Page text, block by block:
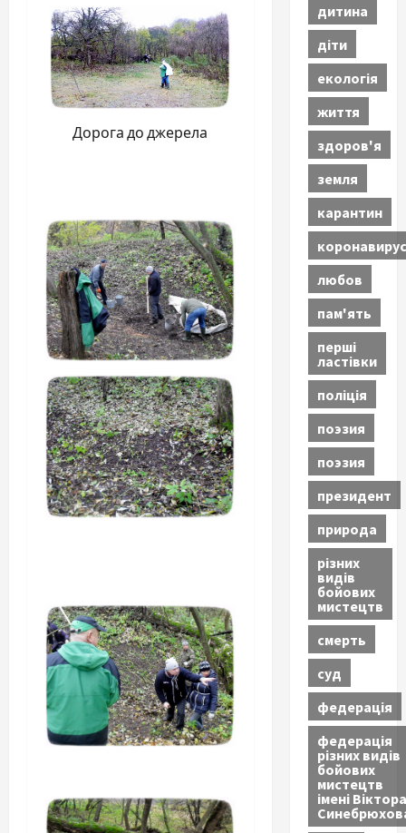
Дорога до джерела
дитина
діти
екологія
життя
здоров'я
земля
карантин
коронавирус
любов
пам'ять
перші
ластівки
поліція
поэзия
поэзия
президент
природа
різних
видів
бойових
мистецтв
смерть
суд
федерація
федерація
різних видів
бойових
мистецтв
імені Віктора